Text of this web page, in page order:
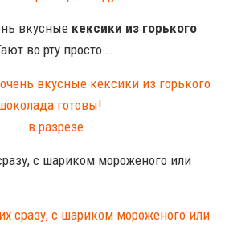
вкусные кексики из горького
во рту просто …
с шариком мороженого или